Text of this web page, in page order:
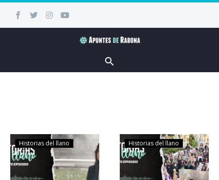
Historias del llano Historias del llano